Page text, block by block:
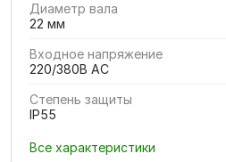
Диаметр вала
22 мм
Входное напряжение
220/380В AC
Степень защиты
IP55
Все характеристики